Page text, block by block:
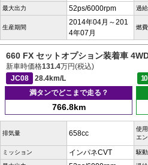
最大出力 52ps/6000rpm 過
生産期間
2014年04月～201
4年07月
燃
660 FX セットオプション装着車
新車時価格131.4万円(税込)
JC08
28.4km/L
満タンでどこまで走る？
766.8km
排気量 658cc
使
エ
ミッション インパネCVT 駆